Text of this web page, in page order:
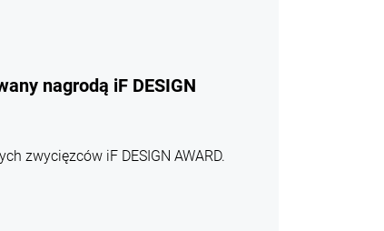
nagrodą iF DESIGN
zwycięzców iF DESIGN AWARD.